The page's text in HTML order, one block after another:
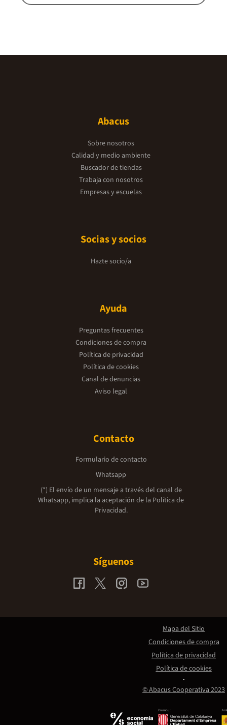
Abacus
Sobre nosotros
Calidad y medio ambiente
Buscador de tiendas
Trabaja con nosotros
Empresas y escuelas
Socias y socios
Hazte socio/a
Ayuda
Preguntas frecuentes
Condiciones de compra
Política de privacidad
Política de cookies
Canal de denuncias
Aviso legal
Contacto
Formulario de contacto
Whatsapp
(*) El envío de un mensaje a través del canal de
Whatsapp, implica la aceptación de la Política de
Privacidad.
Síguenos
Promou:
© Abacus Cooperativa 2023
Mapa del Sitio
Condiciones de compra
Política de privacidad
Política de cookies